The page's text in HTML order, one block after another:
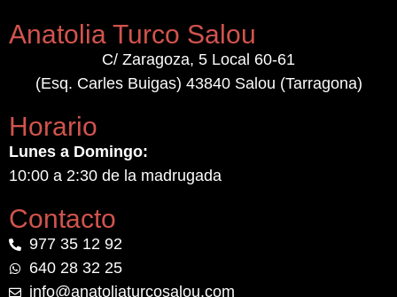
Anatolia Turco Salou
C/ Zaragoza, 5 Local 60-61
(Esq. Carles Buigas) 43840 Salou (Tarragona)
Horario
Lunes a Domingo:
10:00 a 2:30 de la madrugada
Contacto
977 35 12 92
640 28 32 25
info@anatoliaturcosalou.com